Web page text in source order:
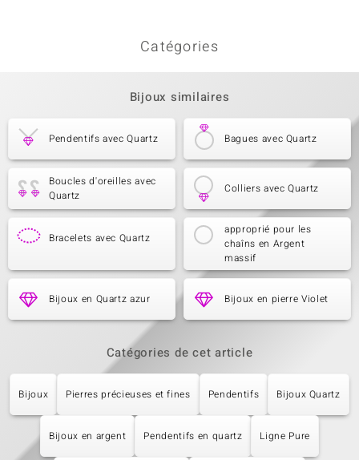
Catégories
Bijoux similaires
Pendentifs avec Quartz Bagues avec Quartz
Boucles d'oreilles avec
Quartz
Colliers avec Quartz
Bracelets avec Quartz
approprié pour les
chaîns en Argent
massif
Bijoux en Quartz azur Bijoux en pierre Violet
Catégories de cet article
Bijoux Pierres précieuses et fines Pendentifs Bijoux Quartz
Bijoux en argent Pendentifs en quartz Ligne Pure